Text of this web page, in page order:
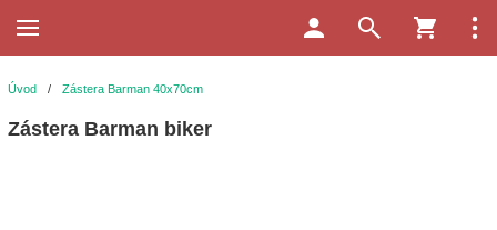
Úvod / Zástera Barman 40x70cm
Zástera Barman biker